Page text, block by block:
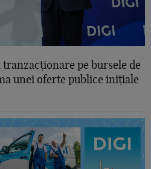
tranzacționare pe bursele de
unei oferte publice inițiale